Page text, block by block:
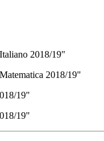
2018/19"
2018/19"
19"
19"